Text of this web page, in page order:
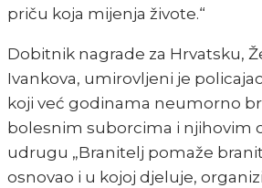
priču koja mijenja živote.“
Dobitnik nagrade za Hrvatsku,
Ivankova, umirovljeni je
koji već godinama neumorno
bolesnim suborcima i njihovim
udrugu „Branitelj pomaže
osnovao i u kojoj djeluje,